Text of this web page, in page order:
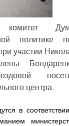
комитет
политике
участии
центра.
в